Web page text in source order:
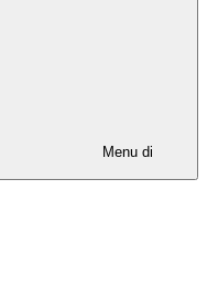
Menu di